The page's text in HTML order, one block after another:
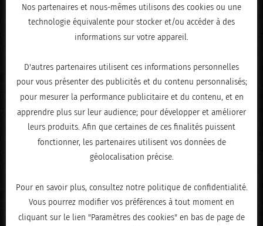
ÉCRIT LEJANVIER 28, 2025
« PRÉCÉDENT
Nos partenaires et nous-mêmes utilisons des cookies ou une
technologie équivalente pour stocker et/ou accéder à des
informations sur votre appareil.
D'autres partenaires utilisent ces informations personnelles
pour vous présenter des publicités et du contenu personnalisés;
pour mesurer la performance publicitaire et du contenu, et en
apprendre plus sur leur audience; pour développer et améliorer
leurs produits. Afin que certaines de ces finalités puissent
fonctionner, les partenaires utilisent vos données de
géolocalisation précise.
Pour en savoir plus, consultez notre politique de confidentialité.
Vous pourrez modifier vos préférences à tout moment en
cliquant sur le lien "Paramètres des cookies" en bas de page de